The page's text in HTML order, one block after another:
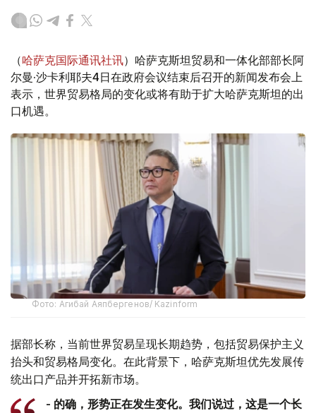
（哈萨克国际通讯社讯）哈萨克斯坦贸易和一体化部部长阿
尔曼·沙卡利耶夫4日在政府会议结束后召开的新闻发布会上
表示，世界贸易格局的变化或将有助于扩大哈萨克斯坦的出
口机遇。
Фото: Агибай Аяпбергенов/ Kazinform
据部长称，当前世界贸易呈现长期趋势，包括贸易保护主义
抬头​​和贸易格局变化。在此背景下，哈萨克斯坦优先发展传
统出口产品并开拓新市场。
- 的确，形势正在发生变化。我们说过，这是一个长